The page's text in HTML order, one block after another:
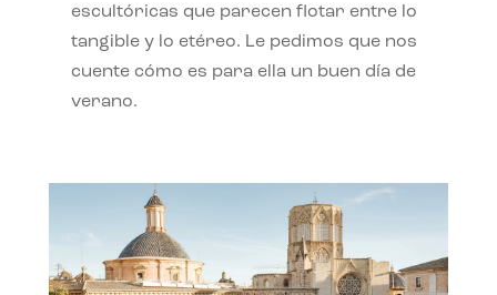
escultóricas que parecen flotar entre lo
tangible y lo etéreo. Le pedimos que nos
cuente cómo es para ella un buen día de
verano.